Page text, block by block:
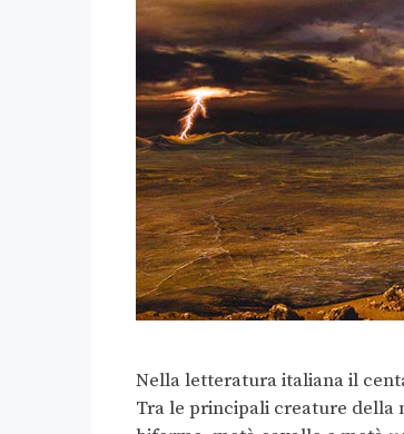
Nella letteratura italiana il
Tra le principali creature della